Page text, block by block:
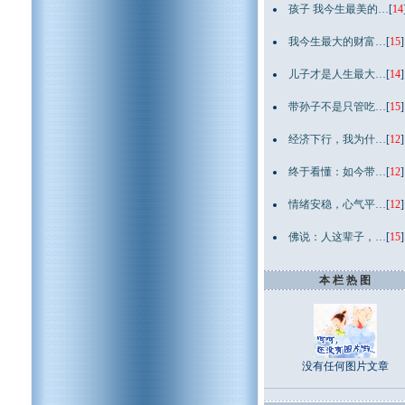
孩子 我今生最美的…[14
我今生最大的财富…[15]
儿子才是人生最大…[14]
带孙子不是只管吃…[15]
经济下行，我为什…[12]
终于看懂：如今带…[12]
情绪安稳，心气平…[12]
佛说：人这辈子，…[15]
本 栏 热 图
没有任何图片文章